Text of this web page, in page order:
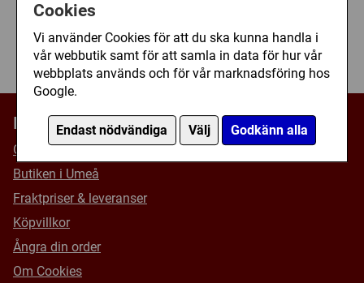
Cookies
Vi använder Cookies för att du ska kunna handla i
vår webbutik samt för att samla in data för hur vår
webbplats används och för vår marknadsföring hos
Google.
Endast nödvändiga Välj Godkänn alla
Information
Om oss
Butiken i Umeå
Fraktpriser & leveranser
Köpvillkor
Ångra din order
Om Cookies